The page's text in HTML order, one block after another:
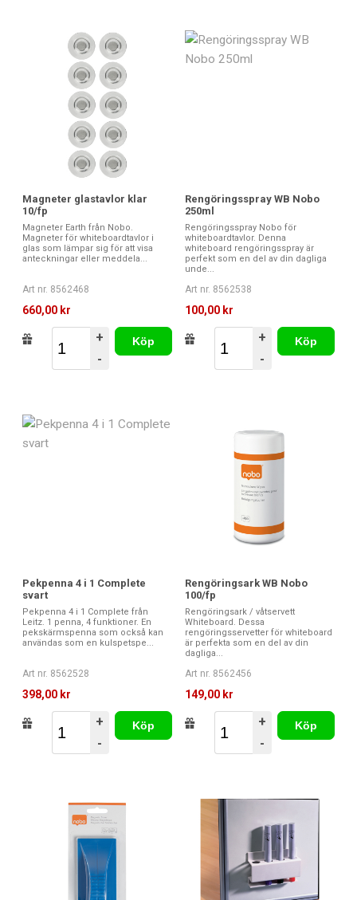
Magneter glastavlor klar
10/fp
Magneter Earth från Nobo.
Magneter för whiteboardtavlor i
glas som lämpar sig för att visa
anteckningar eller meddela...
Art nr. 8562468
660,00 kr
+
-
Köp
Rengöringsspray WB Nobo
250ml
Rengöringsspray Nobo för
whiteboardtavlor. Denna
whiteboard rengöringsspray är
perfekt som en del av din dagliga
unde...
Art nr. 8562538
100,00 kr
+
-
Köp
Pekpenna 4 i 1 Complete
svart
Pekpenna 4 i 1 Complete från
Leitz. 1 penna, 4 funktioner. En
pekskärmspenna som också kan
användas som en kulspetspe...
Art nr. 8562528
398,00 kr
+
-
Köp
Rengöringsark WB Nobo
100/fp
Rengöringsark / våtservett
Whiteboard. Dessa
rengöringsservetter för whiteboard
är perfekta som en del av din
dagliga...
Art nr. 8562456
149,00 kr
+
-
Köp